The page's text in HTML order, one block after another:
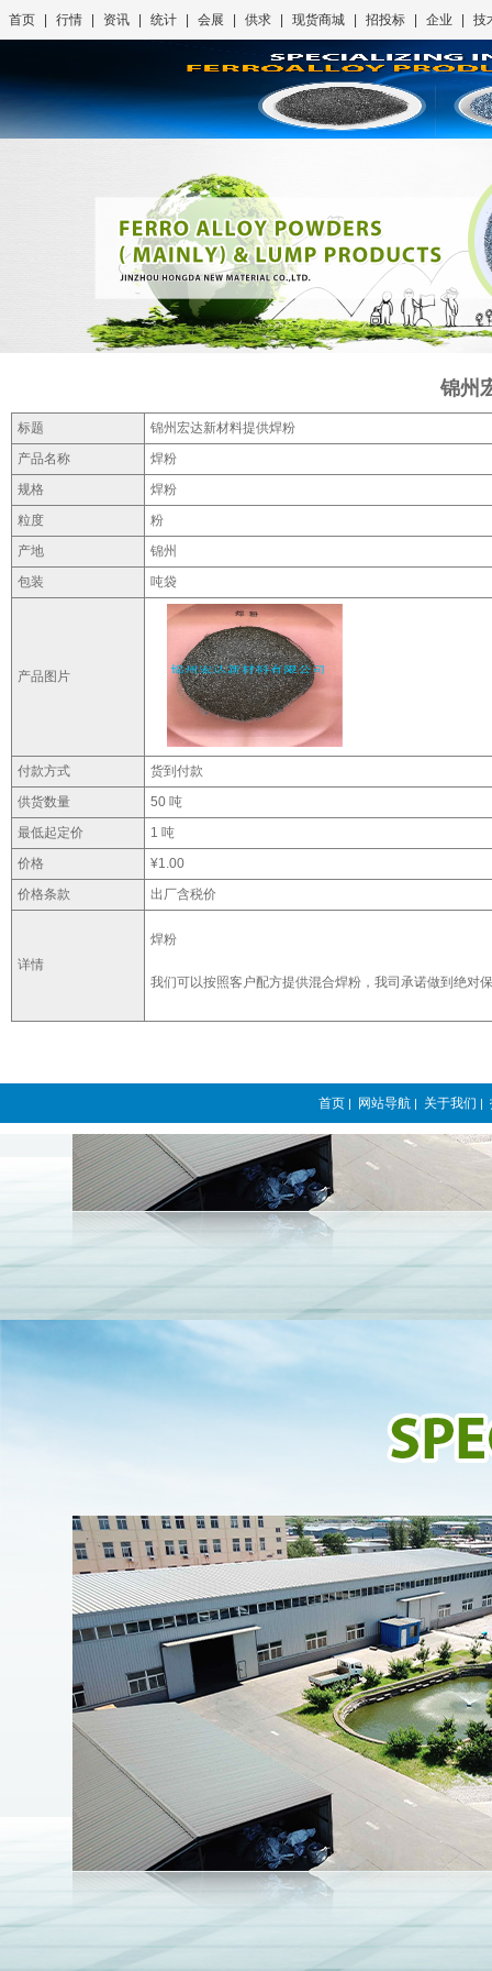
首页 行情 资讯 统计 会展 供求 现货商城 招投标 企业 技
锦州
标题
锦州宏达新材料提供焊粉
产品名称
焊粉
规格
焊粉
粒度
粉
产地
锦州
包装
吨袋
产品图片
付款方式
货到付款
供货数量
50 吨
最低起定价
1 吨
价格
¥1.00
价格条款
出厂含税价
详情
焊粉
我们可以按照客户配方提供混合焊粉，我司承诺做到绝对
首页 | 网站导航 | 关于我们 |